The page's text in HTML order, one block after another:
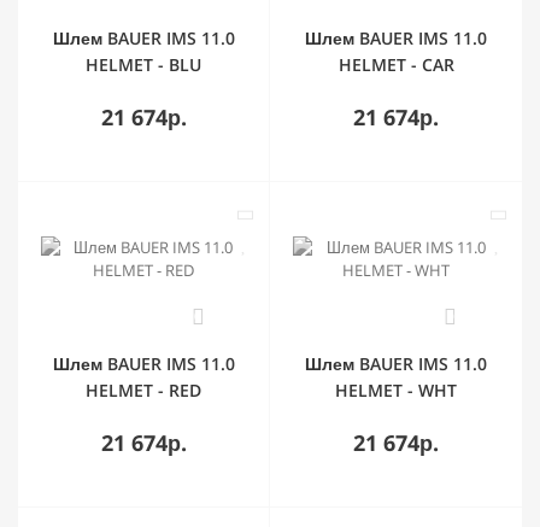
Шлем BAUER IMS 11.0
HELMET - BLU
21 674р.
Шлем BAUER IMS 11.0
HELMET - CAR
21 674р.
0
Шлем BAUER IMS 11.0
HELMET - RED
21 674р.
0
Шлем BAUER IMS 11.0
HELMET - WHT
21 674р.